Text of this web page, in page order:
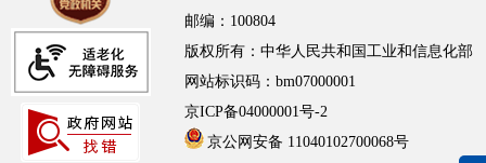
邮编：100804
版权所有：中华人民共和国工业和信息化部
网站标识码：bm07000001
京ICP备04000001号-2
京公网安备 11040102700068号